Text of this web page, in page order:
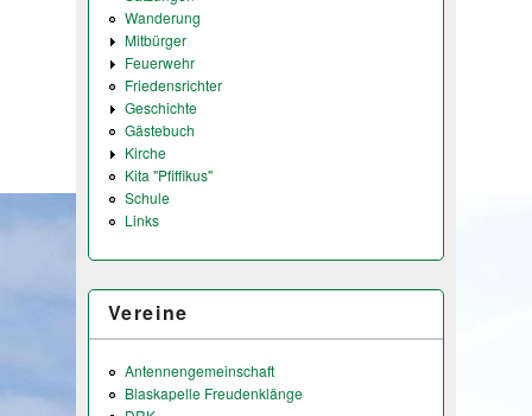
Wanderung
Mitbürger
Feuerwehr
Friedensrichter
Geschichte
Gästebuch
Kirche
Kita "Pfiffikus"
Schule
Links
Vereine
Antennengemeinschaft
Blaskapelle Freudenklänge